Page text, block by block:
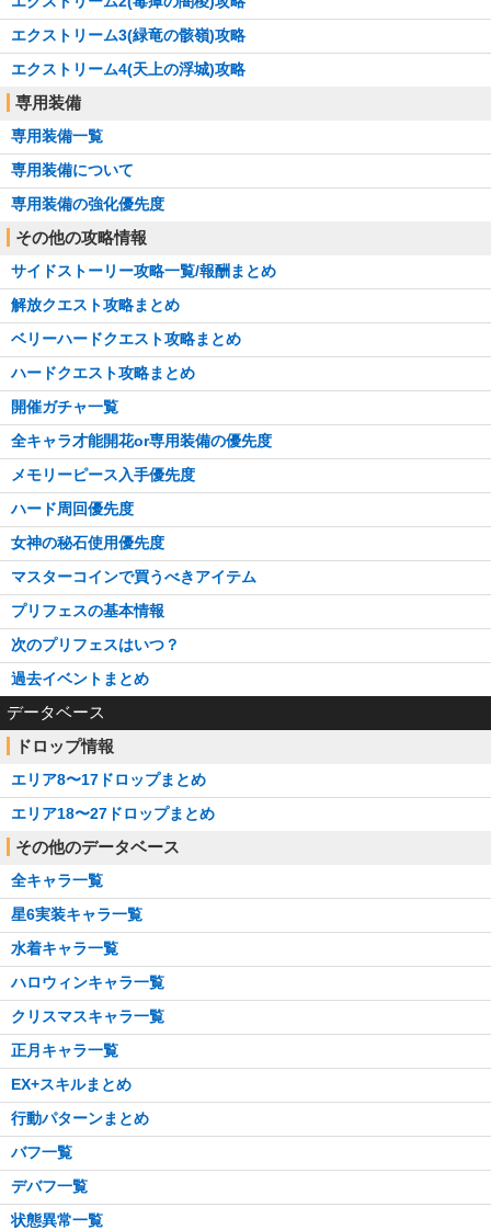
エクストリーム3(緑竜の骸嶺)攻略
エクストリーム4(天上の浮城)攻略
専用装備
専用装備一覧
専用装備について
専用装備の強化優先度
その他の攻略情報
サイドストーリー攻略一覧/報酬まとめ
解放クエスト攻略まとめ
ベリーハードクエスト攻略まとめ
ハードクエスト攻略まとめ
開催ガチャ一覧
全キャラ才能開花or専用装備の優先度
メモリーピース入手優先度
ハード周回優先度
女神の秘石使用優先度
マスターコインで買うべきアイテム
プリフェスの基本情報
次のプリフェスはいつ？
過去イベントまとめ
データベース
ドロップ情報
エリア8〜17ドロップまとめ
エリア18〜27ドロップまとめ
その他のデータベース
全キャラ一覧
星6実装キャラ一覧
水着キャラ一覧
ハロウィンキャラ一覧
クリスマスキャラ一覧
正月キャラ一覧
EX+スキルまとめ
行動パターンまとめ
バフ一覧
デバフ一覧
状態異常一覧